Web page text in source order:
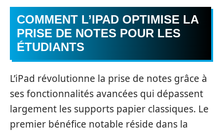
COMMENT L’IPAD OPTIMISE LA
PRISE DE NOTES POUR LES
ÉTUDIANTS
L’iPad révolutionne la prise de notes grâce à
ses fonctionnalités avancées qui dépassent
largement les supports papier classiques. Le
premier bénéfice notable réside dans la